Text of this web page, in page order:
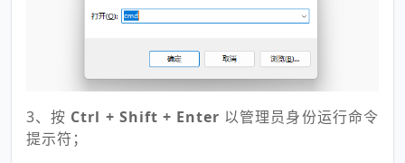
3、按 Ctrl + Shift + Enter 以管理员身份运行命令
提示符；